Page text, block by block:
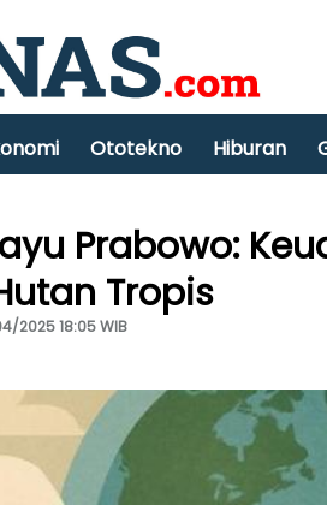
Ototekno Hiburan
Prabowo:
Tropis
2025 18:05 WIB